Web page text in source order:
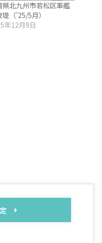
県北九州市若松区軍艦
（’25/5月）
年12月9日